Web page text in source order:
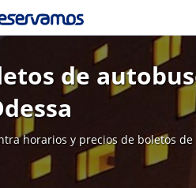
de
horarios y precios de boletos